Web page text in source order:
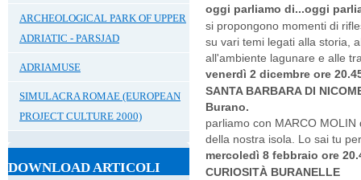
ARCHEOLOGICAL PARK OF UPPER
ADRIATIC - PARSJAD
ADRIAMUSE
SIMULACRA ROMAE (EUROPEAN
PROJECT CULTURE 2000)
DOWNLOAD ARTICOLI
oggi parliamo di...oggi
si propongono momenti di
su vari temi legati alla storia,
all'ambiente lagunare e alle
venerdì 2 dicembre ore
SANTA BARBARA DI
Burano.
parliamo con MARCO
della nostra isola. Lo sai tu
mercoledì 8 febbraio ore
CURIOSITÀ BURANELLE